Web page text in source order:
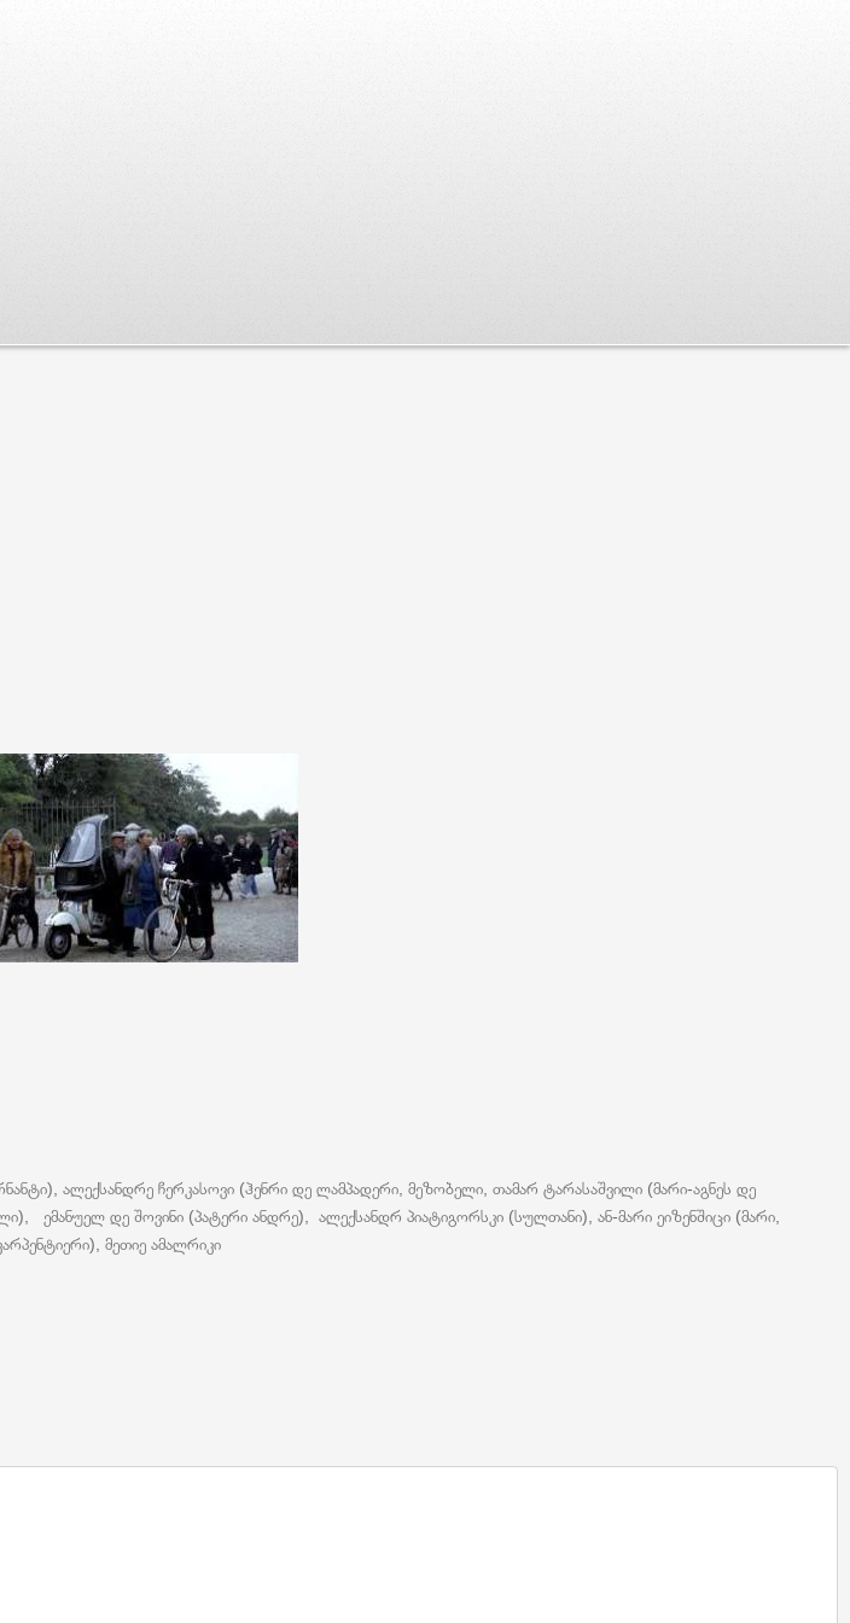
ალექსანდრე ჩერკასოვი (ჰენრი დე ლამპადერი, მეზობელი, თამარ ტარასაშვილი (მარი-აგნეს დე
ემანუელ დე შოვინი (პატერი ანდრე), ალექსანდრ პიატიგორსკი (სულთანი), ან-მარი ეიზენშიცი (მარი,
მეთიე ამალრიკი